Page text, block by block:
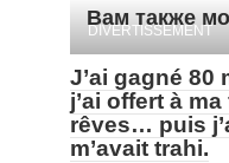
Вам также
DIVERTISSEMENT
J’ai gagné 80
j’ai offert à
rêves… puis
m’avait trahi.